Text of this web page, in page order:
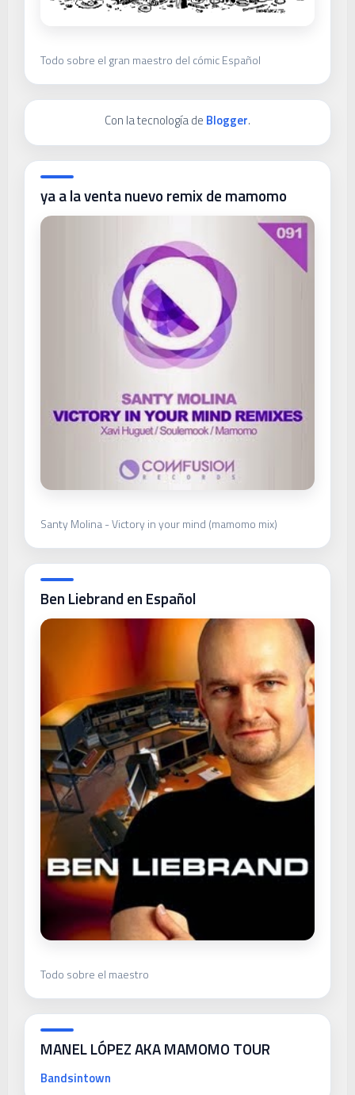
Todo sobre el gran maestro del cómic Español
Con la tecnología de Blogger.
ya a la venta nuevo remix de mamomo
Santy Molina - Victory in your mind (mamomo mix)
Ben Liebrand en Español
Todo sobre el maestro
MANEL LÓPEZ AKA MAMOMO TOUR
Bandsintown